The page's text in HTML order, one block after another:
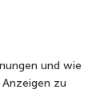
und wie
zu